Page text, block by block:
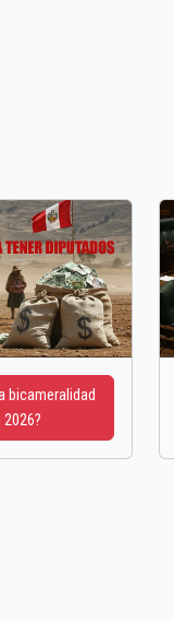
bicameralidad
2026?